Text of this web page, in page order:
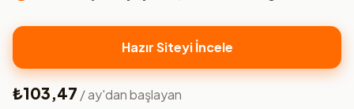
Hazır Siteyi İncele
₺103,47 / ay'dan başlayan